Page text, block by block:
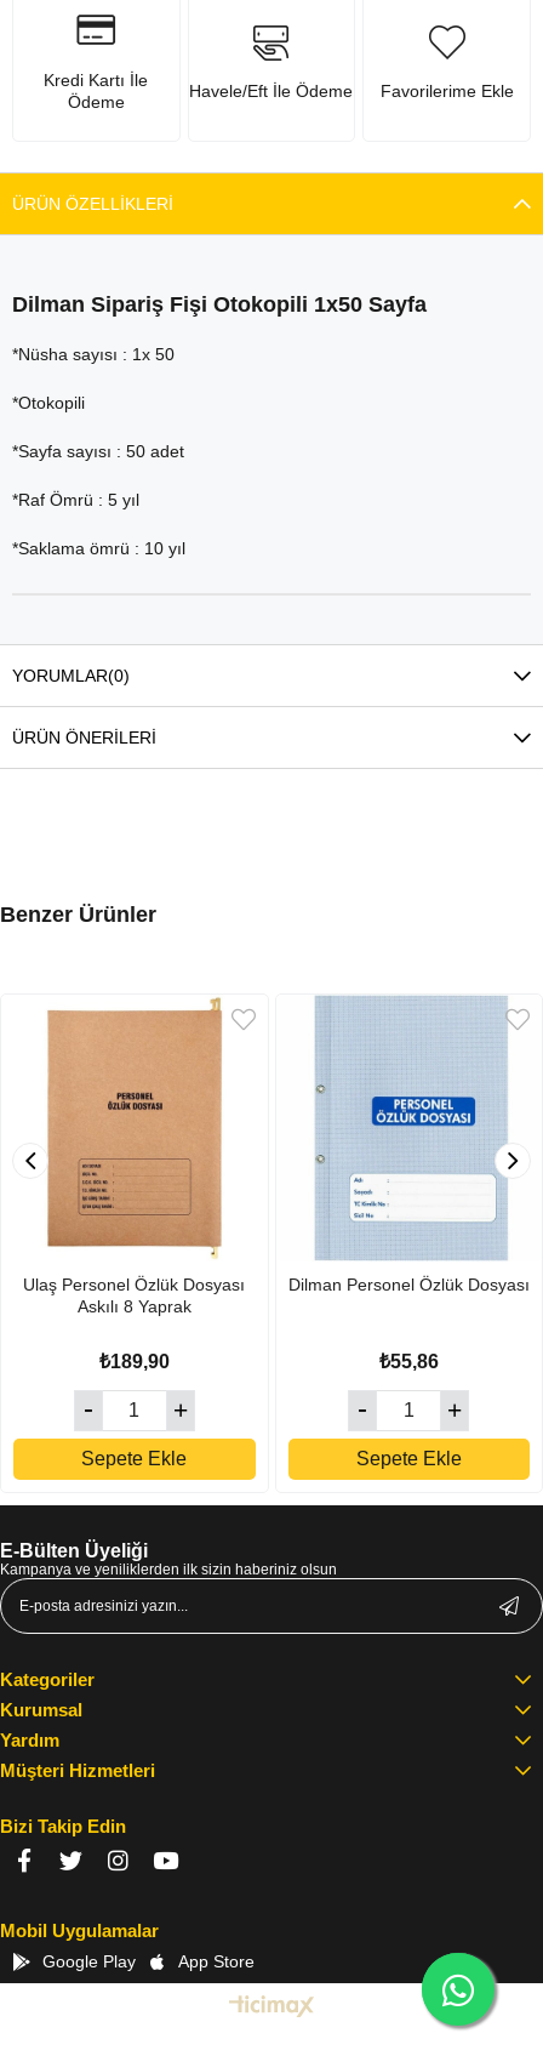
Kredi Kartı İle
Ödeme
Havele/Eft İle Ödeme Favorilerime Ekle
ÜRÜN ÖZELLIKLERI
Dilman Sipariş Fişi Otokopili 1x50 Sayfa
*Nüsha sayısı : 1x 50
*Otokopili
*Sayfa sayısı : 50 adet
*Raf Ömrü : 5 yıl
*Saklama ömrü : 10 yıl
YORUMLAR(0)
ÜRÜN ÖNERILERI
Benzer Ürünler
Ulaş Personel Özlük Dosyası
Askılı 8 Yaprak
₺189,90
Sepete Ekle
Dilman Personel Özlük Dosyası
₺55,86
Sepete Ekle
E-Bülten Üyeliği
Kampanya ve yeniliklerden ilk sizin haberiniz olsun
Kategoriler
Kurumsal
Yardım
Müşteri Hizmetleri
Bizi Takip Edin
Mobil Uygulamalar
Google Play App Store